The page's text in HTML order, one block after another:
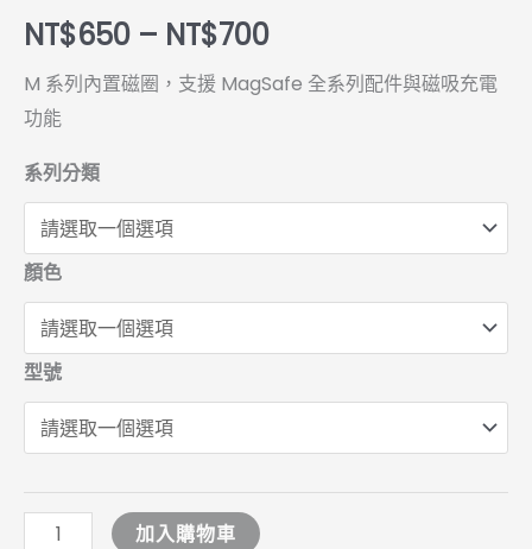
NT$650 – NT$700
M 系列內置磁圈，支援 MagSafe 全系列配件與磁吸充電
功能
系列分類
顏色
型號
特
價
iPhone
手
機
殼
數
量
加入購物車